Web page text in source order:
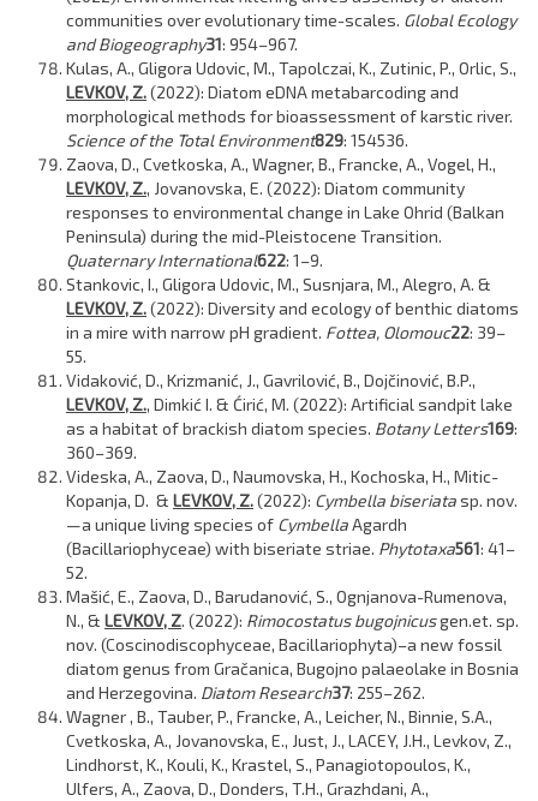
communities over evolutionary time-scales. Global Ecology
and Biogeography31: 954–967.
Kulas, A., Gligora Udovic, M., Tapolczai, K., Zutinic, P., Orlic, S.,
LEVKOV, Z.(2022): Diatom eDNA metabarcoding and
morphological methods for bioassessment of karstic river.
Science of the Total Environment829: 154536.
Zaova, D., Cvetkoska, A., Wagner, B., Francke, A., Vogel, H.,
LEVKOV, Z., Jovanovska, E. (2022): Diatom community
responses to environmental change in Lake Ohrid (Balkan
Peninsula) during the mid-Pleistocene Transition.
Quaternary International622: 1–9.
Stankovic, I., Gligora Udovic, M., Susnjara, M., Alegro, A. &
LEVKOV, Z.(2022): Diversity and ecology of benthic diatoms
in a mire with narrow pH gradient. Fottea, Olomouc22: 39–
55.
Vidaković, D., Krizmanić, J., Gavrilović, B., Dojčinović, B.P.,
LEVKOV, Z., Dimkić I. & Ćirić, M. (2022): Artificial sandpit lake
as a habitat of brackish diatom species. Botany Letters169:
360–369.
Videska, A., Zaova, D., Naumovska, H., Kochoska, H., Mitic-
Kopanja, D. & LEVKOV, Z.(2022): Cymbella biseriatasp. nov.
—a unique living species of CymbellaAgardh
(Bacillariophyceae) with biseriate striae. Phytotaxa561: 41–
52.
Mašić, E., Zaova, D., Barudanović, S., Ognjanova-Rumenova,
N., & LEVKOV, Z. (2022): Rimocostatus bugojnicusgen.et. sp.
nov. (Coscinodiscophyceae, Bacillariophyta)–a new fossil
diatom genus from Gračanica, Bugojno palaeolake in Bosnia
and Herzegovina. Diatom Research37: 255–262.
Wagner , B., Tauber, P., Francke, A., Leicher, N., Binnie, S.A.,
Cvetkoska, A., Jovanovska, E., Just, J., LACEY, J.H., Levkov, Z.,
Lindhorst, K., Kouli, K., Krastel, S., Panagiotopoulos, K.,
Ulfers, A., Zaova, D., Donders, T.H., Grazhdani, A.,